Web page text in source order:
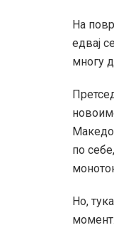
На
едвај
многу
по
Но,
момент.